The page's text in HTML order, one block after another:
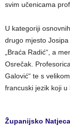
svim učenicama
U kategoriji
drugo mjesto
„Braća Radić“, a
Osrečak.
Galović“ te s
francuski jezik koji u
Županijsko